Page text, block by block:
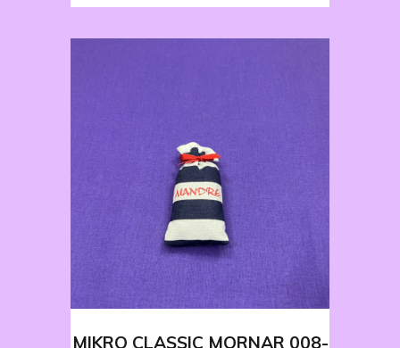
MIKRO CLASSIC MORNAR 008-